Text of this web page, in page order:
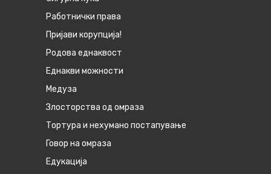
Работнички права
Пријави корупција!
Родова еднаквост
Eднакви можности
Медуза
Злосторства од омраза
Тортура и нехумано постапување
Говор на омраза
Едукација